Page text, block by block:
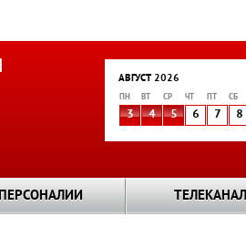
АВГУСТ 2026
ПН ВТ СР ЧТ СБ
3 4 5 6 7 8
ПЕРСОНАЛИИ ТЕЛЕКАНАЛ